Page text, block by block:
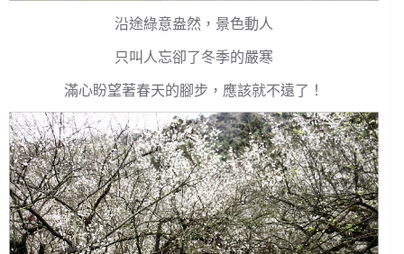
沿途綠意盎然，景色動人
只叫人忘卻了冬季的嚴寒
滿心盼望著春天的腳步，應該就不遠了！